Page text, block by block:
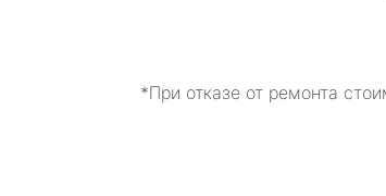
*При отказе от ремонта